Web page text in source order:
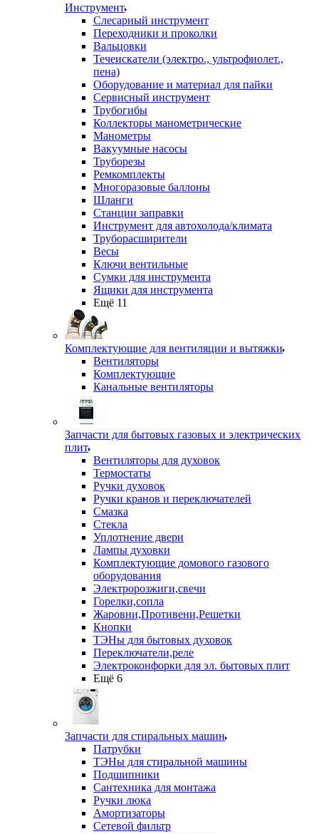
Инструмент
Слесарный инструмент
Переходники и проколки
Вальцовки
Течеискатели (электро., ультрофиолет.,
пена)
Оборудование и материал для пайки
Сервисный инструмент
Трубогибы
Коллекторы манометрические
Манометры
Вакуумные насосы
Труборезы
Ремкомплекты
Многоразовые баллоны
Шланги
Станции заправки
Инструмент для автохолода/климата
Труборасширители
Весы
Ключи вентильные
Сумки для инструмента
Ящики для инструмента
Ещё 11
Комплектующие для вентиляции и вытяжки
Вентиляторы
Комплектующие
Канальные вентиляторы
Запчасти для бытовых газовых и электрических
плит
Вентиляторы для духовок
Термостаты
Ручки духовок
Ручки кранов и переключателей
Смазка
Стекла
Уплотнение двери
Лампы духовки
Комплектующие домового газового
оборудования
Электророзжиги,свечи
Горелки,сопла
Жаровни,Противени,Решетки
Кнопки
ТЭНы для бытовых духовок
Переключатели,реле
Электроконфорки для эл. бытовых плит
Ещё 6
Запчасти для стиральных машин
Патрубки
ТЭНы для стиральной машины
Подшипники
Сантехника для монтажа
Ручки люка
Амортизаторы
Сетевой фильтр